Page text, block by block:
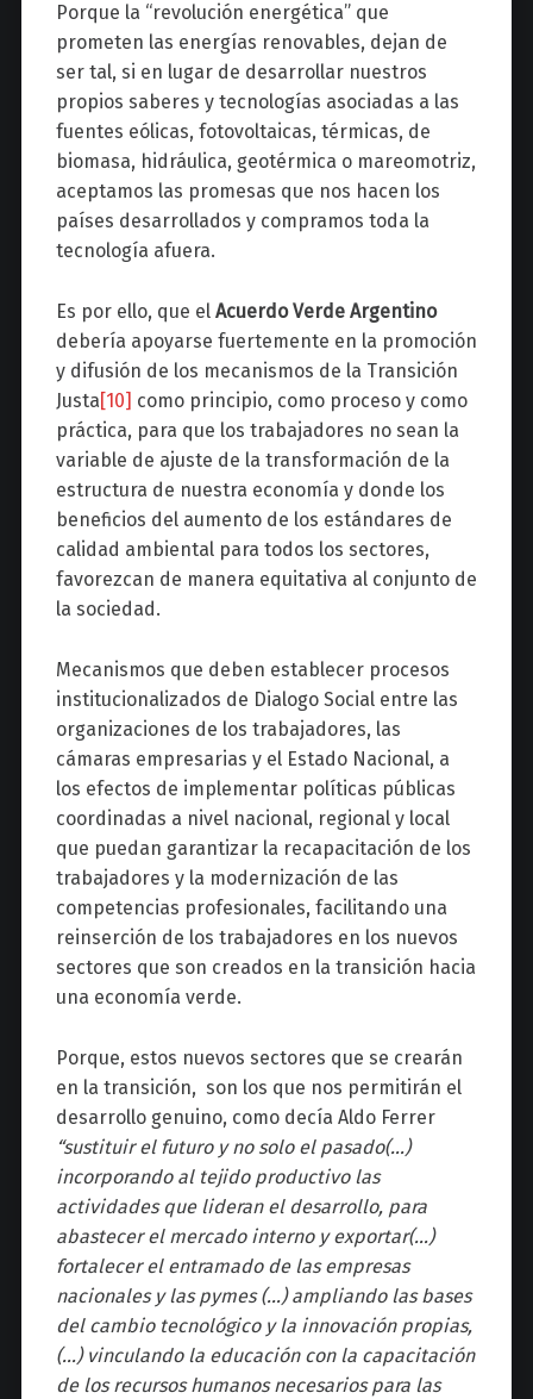
Porque la “revolución energética” que
prometen las energías renovables, dejan de
ser tal, si en lugar de desarrollar nuestros
propios saberes y tecnologías asociadas a las
fuentes eólicas, fotovoltaicas, térmicas, de
biomasa, hidráulica, geotérmica o mareomotriz,
aceptamos las promesas que nos hacen los
países desarrollados y compramos toda la
tecnología afuera.
Es por ello, que el Acuerdo Verde Argentino
debería apoyarse fuertemente en la promoción
y difusión de los mecanismos de la Transición
Justa [10] como principio, como proceso y como
práctica, para que los trabajadores no sean la
variable de ajuste de la transformación de la
estructura de nuestra economía y donde los
beneficios del aumento de los estándares de
calidad ambiental para todos los sectores,
favorezcan de manera equitativa al conjunto de
la sociedad.
Mecanismos que deben establecer procesos
institucionalizados de Dialogo Social entre las
organizaciones de los trabajadores, las
cámaras empresarias y el Estado Nacional, a
los efectos de implementar políticas públicas
coordinadas a nivel nacional, regional y local
que puedan garantizar la recapacitación de los
trabajadores y la modernización de las
competencias profesionales, facilitando una
reinserción de los trabajadores en los nuevos
sectores que son creados en la transición hacia
una economía verde.
Porque, estos nuevos sectores que se crearán
en la transición, son los que nos permitirán el
desarrollo genuino, como decía Aldo Ferrer
“sustituir el futuro y no solo el pasado(…)
incorporando al tejido productivo las
actividades que lideran el desarrollo, para
abastecer el mercado interno y exportar(…)
fortalecer el entramado de las empresas
nacionales y las pymes (…) ampliando las bases
del cambio tecnológico y la innovación propias,
(…) vinculando la educación con la capacitación
de los recursos humanos necesarios para las